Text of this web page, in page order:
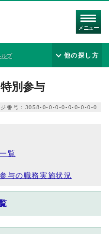
メニュー
ルプ 他の探し方
別参与
ジ番号：3058-0-0-0-0-0-0-0-0-0
覧
与の職務実施状況